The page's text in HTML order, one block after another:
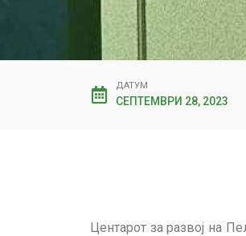
ДАТУМ
СЕПТЕМВРИ 28, 2023
Центарот за развој на